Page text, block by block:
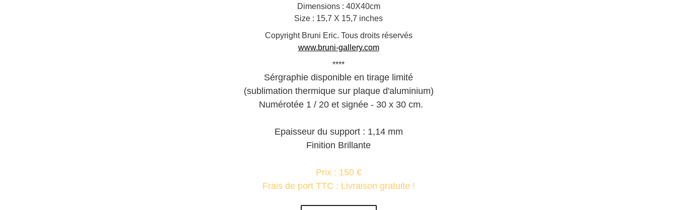
Dimensions : 40X40cm
Size : 15,7 X 15,7 inches
Copyright Bruni Eric. Tous droits réservés
www.bruni-gallery.com
****
Sérgraphie disponible en tirage limité
(sublimation thermique sur plaque d'aluminium)
Numérotée 1 / 20 et signée - 30 x 30 cm.
Epaisseur du support : 1,14 mm
Finition Brillante
Prix : 150 €
Frais de port TTC : Livraison gratuite !